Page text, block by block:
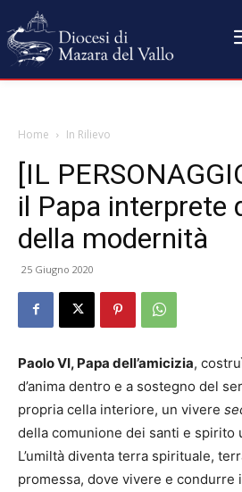
Home In Rilievo
[IL
il Papa interprete
della modernità
25 Giugno 2020
Paolo VI, Papa dell’amicizia,
d’anima dentro e a sostegno del
propria cella interiore, un vivere
della comunione dei santi e spirito
L’umiltà diventa terra spirituale,
promessa, dove vivere e condurre